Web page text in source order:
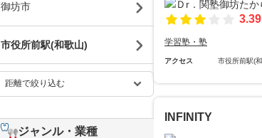
3.39
学習塾・塾
アクセス 市役所前駅(
INFINITY
御坊市
市役所前駅(和歌山)
ジャンル・業種